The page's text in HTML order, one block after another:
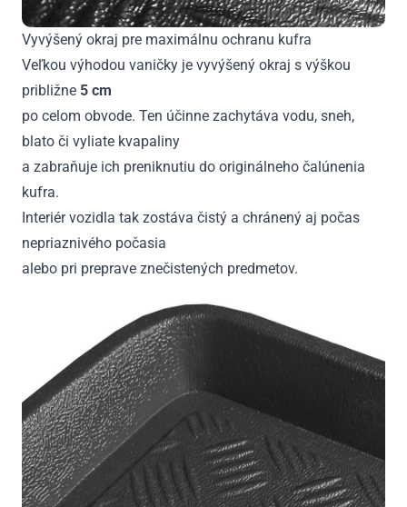
Vyvýšený okraj pre maximálnu ochranu kufra
Veľkou výhodou vaničky je vyvýšený okraj s výškou
približne 5 cm
po celom obvode. Ten účinne zachytáva vodu, sneh,
blato či vyliate kvapaliny
a zabraňuje ich preniknutiu do originálneho čalúnenia
kufra.
Interiér vozidla tak zostáva čistý a chránený aj počas
nepriaznivého počasia
alebo pri preprave znečistených predmetov.